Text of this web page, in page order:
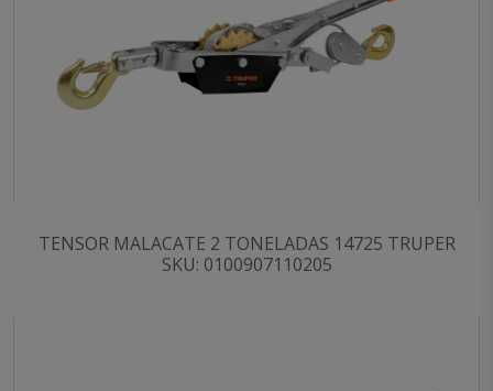
TENSOR MALACATE 2 TONELADAS 14725 TRUPER
SKU: 0100907110205